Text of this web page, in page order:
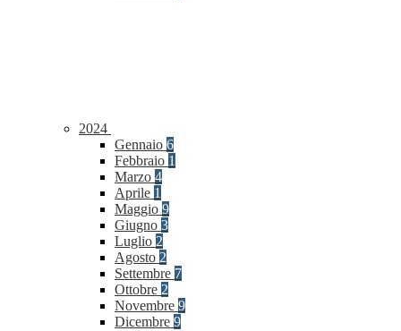
2024
Gennaio 6
Febbraio 1
Marzo 4
Aprile 1
Maggio 9
Giugno 3
Luglio 2
Agosto 2
Settembre 7
Ottobre 2
Novembre 9
Dicembre 9